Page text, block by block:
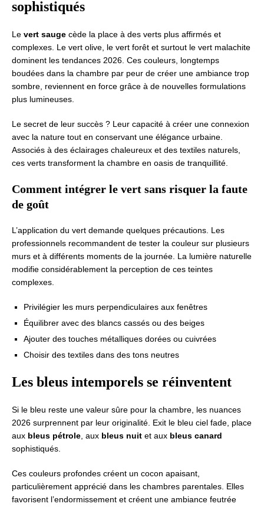
sophistiqués
Le vert sauge cède la place à des verts plus affirmés et
complexes. Le vert olive, le vert forêt et surtout le vert malachite
dominent les tendances 2026. Ces couleurs, longtemps
boudées dans la chambre par peur de créer une ambiance trop
sombre, reviennent en force grâce à de nouvelles formulations
plus lumineuses.
Le secret de leur succès ? Leur capacité à créer une connexion
avec la nature tout en conservant une élégance urbaine.
Associés à des éclairages chaleureux et des textiles naturels,
ces verts transforment la chambre en oasis de tranquillité.
Comment intégrer le vert sans risquer la faute
de goût
L’application du vert demande quelques précautions. Les
professionnels recommandent de tester la couleur sur plusieurs
murs et à différents moments de la journée. La lumière naturelle
modifie considérablement la perception de ces teintes
complexes.
Privilégier les murs perpendiculaires aux fenêtres
Équilibrer avec des blancs cassés ou des beiges
Ajouter des touches métalliques dorées ou cuivrées
Choisir des textiles dans des tons neutres
Les bleus intemporels se réinventent
Si le bleu reste une valeur sûre pour la chambre, les nuances
2026 surprennent par leur originalité. Exit le bleu ciel fade, place
aux bleus pétrole , aux bleus nuit et aux bleus canard
sophistiqués.
Ces couleurs profondes créent un cocon apaisant,
particulièrement apprécié dans les chambres parentales. Elles
favorisent l’endormissement et créent une ambiance feutrée